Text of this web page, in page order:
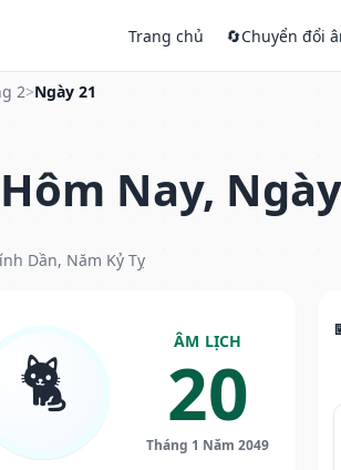
Trang chủ 🔄Chuyển đổi
2>Ngày 21
Nay,
Dần, Năm Kỷ Tỵ
🐈 ÂM LỊCH
20
Tháng 1 Năm 2049